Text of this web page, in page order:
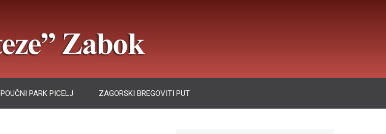
POUČNI PARK PICELJ ZAGORSKI BREGOVITI PUT